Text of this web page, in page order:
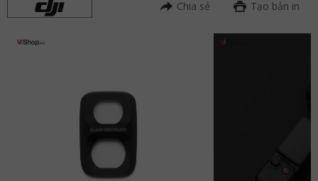
Chia sẻ Tạo bản in